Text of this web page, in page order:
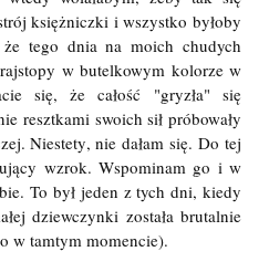
księżniczki i wszystko byłoby
tego dnia na moich chudych
w butelkowym kolorze w
się, że całość "gryzła" się
resztkami swoich sił próbowały
Niestety, nie dałam się. Do tej
wzrok. Wspominam go i w
To był jeden z tych dni, kiedy
dziewczynki została brutalnie
w tamtym momencie).